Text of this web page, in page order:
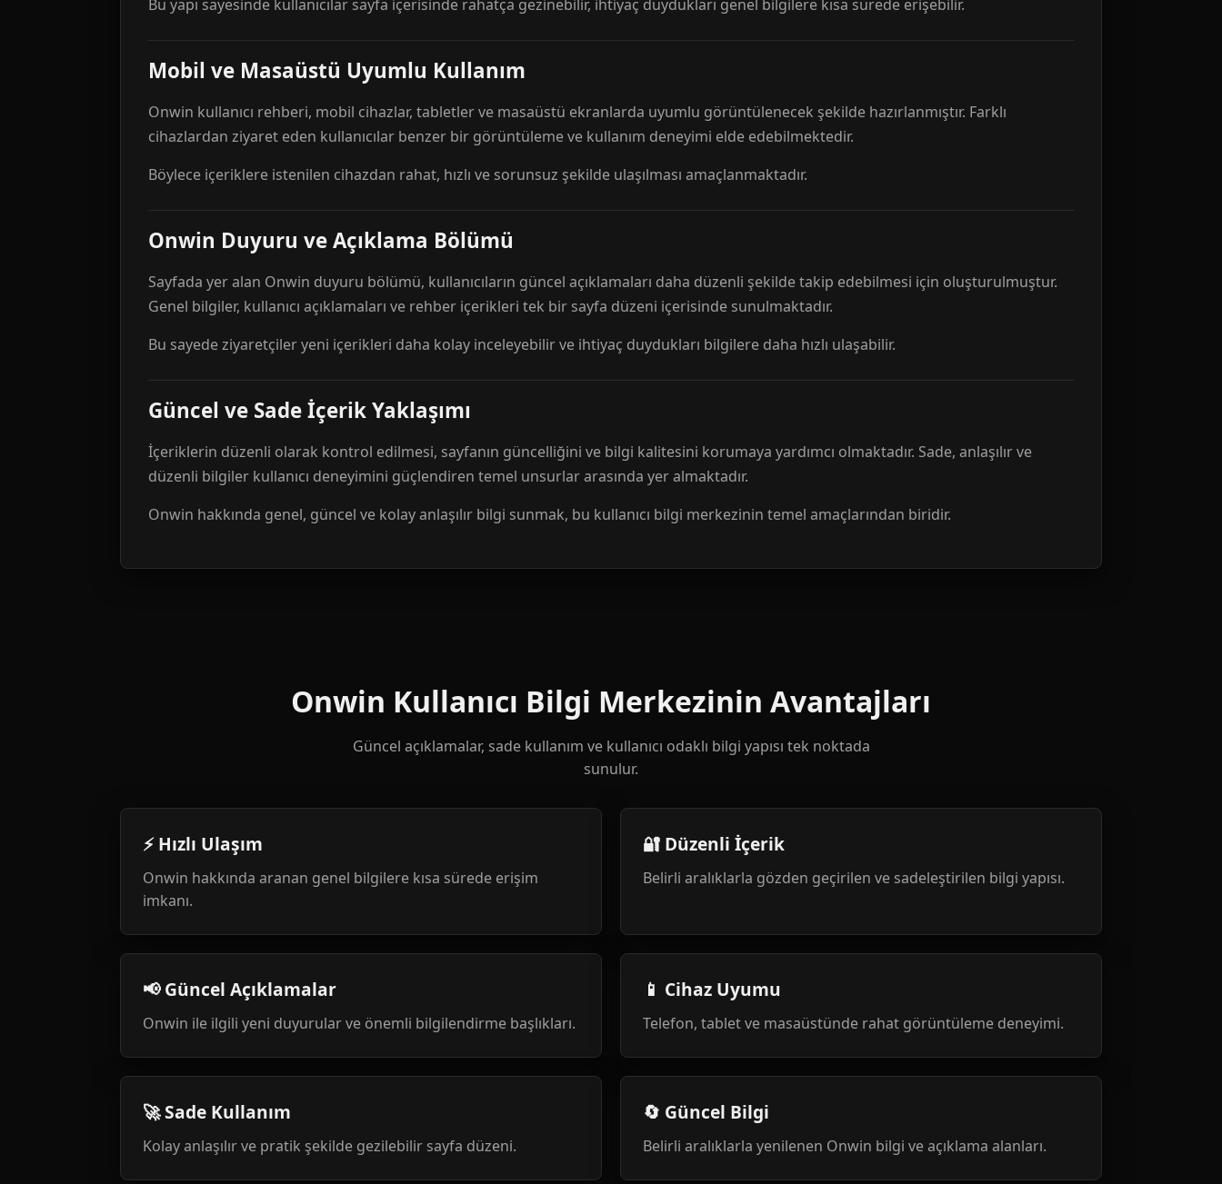
Bu yapı sayesinde kullanıcılar sayfa içerisinde rahatça gezinebilir, ihtiyaç duydukları genel bilgilere kısa sürede erişebilir.
Mobil ve Masaüstü Uyumlu Kullanım
Onwin kullanıcı rehberi, mobil cihazlar, tabletler ve masaüstü ekranlarda uyumlu görüntülenecek şekilde hazırlanmıştır. Farklı
cihazlardan ziyaret eden kullanıcılar benzer bir görüntüleme ve kullanım deneyimi elde edebilmektedir.
Böylece içeriklere istenilen cihazdan rahat, hızlı ve sorunsuz şekilde ulaşılması amaçlanmaktadır.
Onwin Duyuru ve Açıklama Bölümü
Sayfada yer alan Onwin duyuru bölümü, kullanıcıların güncel açıklamaları daha düzenli şekilde takip edebilmesi için oluşturulmuştur.
Genel bilgiler, kullanıcı açıklamaları ve rehber içerikleri tek bir sayfa düzeni içerisinde sunulmaktadır.
Bu sayede ziyaretçiler yeni içerikleri daha kolay inceleyebilir ve ihtiyaç duydukları bilgilere daha hızlı ulaşabilir.
Güncel ve Sade İçerik Yaklaşımı
İçeriklerin düzenli olarak kontrol edilmesi, sayfanın güncelliğini ve bilgi kalitesini korumaya yardımcı olmaktadır. Sade, anlaşılır ve
düzenli bilgiler kullanıcı deneyimini güçlendiren temel unsurlar arasında yer almaktadır.
Onwin hakkında genel, güncel ve kolay anlaşılır bilgi sunmak, bu kullanıcı bilgi merkezinin temel amaçlarından biridir.
Onwin Kullanıcı Bilgi Merkezinin Avantajları
Güncel açıklamalar, sade kullanım ve kullanıcı odaklı bilgi yapısı tek noktada
sunulur.
⚡ Hızlı Ulaşım
Onwin hakkında aranan genel bilgilere kısa sürede erişim
imkanı.
🔐 Düzenli İçerik
Belirli aralıklarla gözden geçirilen ve sadeleştirilen bilgi yapısı.
📢 Güncel Açıklamalar
Onwin ile ilgili yeni duyurular ve önemli bilgilendirme başlıkları.
📱 Cihaz Uyumu
Telefon, tablet ve masaüstünde rahat görüntüleme deneyimi.
🚀 Sade Kullanım
Kolay anlaşılır ve pratik şekilde gezilebilir sayfa düzeni.
🔄 Güncel Bilgi
Belirli aralıklarla yenilenen Onwin bilgi ve açıklama alanları.